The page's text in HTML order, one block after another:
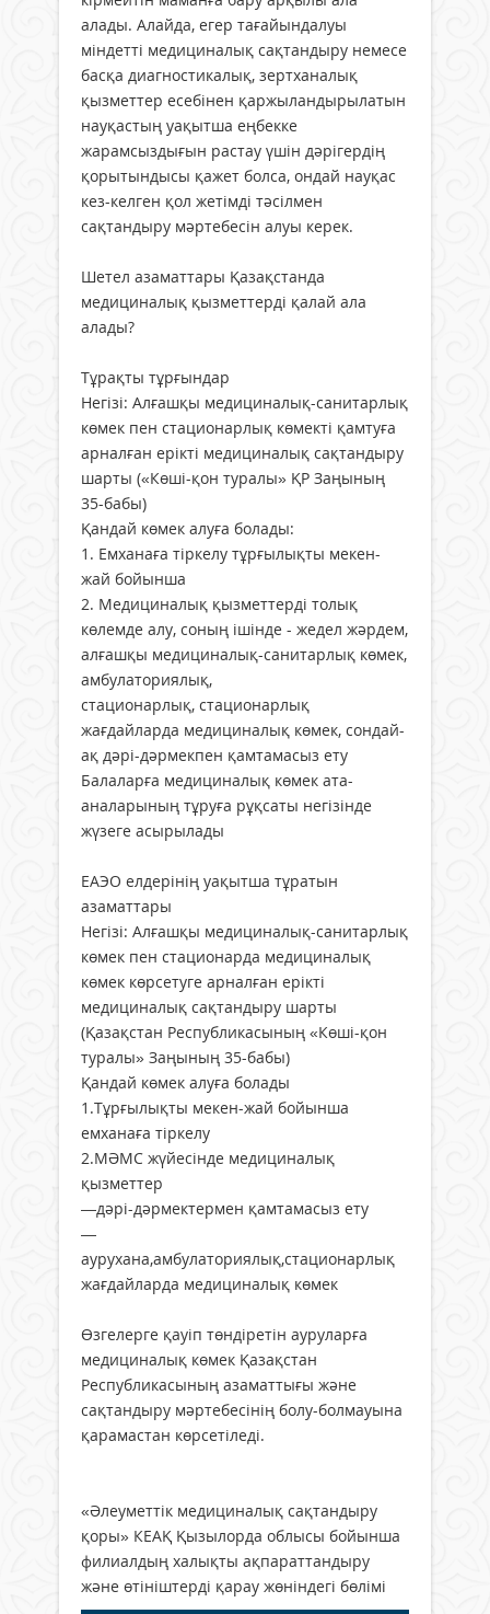
алады. Алайда, егер тағайындалуы
міндетті медициналық сақтандыру немесе
басқа диагностикалық, зертханалық
қызметтер есебінен қаржыландырылатын
науқастың уақытша еңбекке
жарамсыздығын растау үшін дәрігердің
қорытындысы қажет болса, ондай науқас
кез-келген қол жетімді тәсілмен
сақтандыру мәртебесін алуы керек.
Шетел азаматтары Қазақстанда
медициналық қызметтерді қалай ала
алады?
Тұрақты тұрғындар
Негізі: Алғашқы медициналық-санитарлық
көмек пен стационарлық көмекті қамтуға
арналған ерікті медициналық сақтандыру
шарты («Көші-қон туралы» ҚР Заңының
35-бабы)
Қандай көмек алуға болады:
1. Емханаға тіркелу тұрғылықты мекен-
жай бойынша
2. Медициналық қызметтерді толық
көлемде алу, соның ішінде - жедел жәрдем,
алғашқы медициналық-санитарлық көмек,
амбулаториялық,
стационарлық, стационарлық
жағдайларда медициналық көмек, сондай-
ақ дәрі-дәрмекпен қамтамасыз ету
Балаларға медициналық көмек ата-
аналарының тұруға рұқсаты негізінде
жүзеге асырылады
ЕАЭО елдерінің уақытша тұратын
азаматтары
Негізі: Алғашқы медициналық-санитарлық
көмек пен стационарда медициналық
көмек көрсетуге арналған ерікті
медициналық сақтандыру шарты
(Қазақстан Республикасының «Көші-қон
туралы» Заңының 35-бабы)
Қандай көмек алуға болады
1.Тұрғылықты мекен-жай бойынша
емханаға тіркелу
2.МӘМС жүйесінде медициналық
қызметтер
—дәрі-дәрмектермен қамтамасыз ету
—
аурухана,амбулаториялық,стационарлық
жағдайларда медициналық көмек
Өзгелерге қауіп төндіретін ауруларға
медициналық көмек Қазақстан
Республикасының азаматтығы және
сақтандыру мәртебесінің болу-болмауына
қарамастан көрсетіледі.
«Әлеуметтік медициналық сақтандыру
қоры» КЕАҚ Қызылорда облысы бойынша
филиалдың халықты ақпараттандыру
және өтініштерді қарау жөніндегі бөлімі